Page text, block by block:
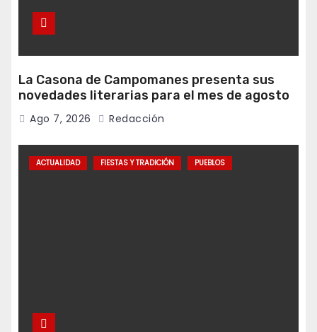
La Casona de Campomanes presenta sus
novedades literarias para el mes de agosto
Ago 7, 2026 Redacción
ACTUALIDAD FIESTAS Y TRADICIÓN PUEBLOS